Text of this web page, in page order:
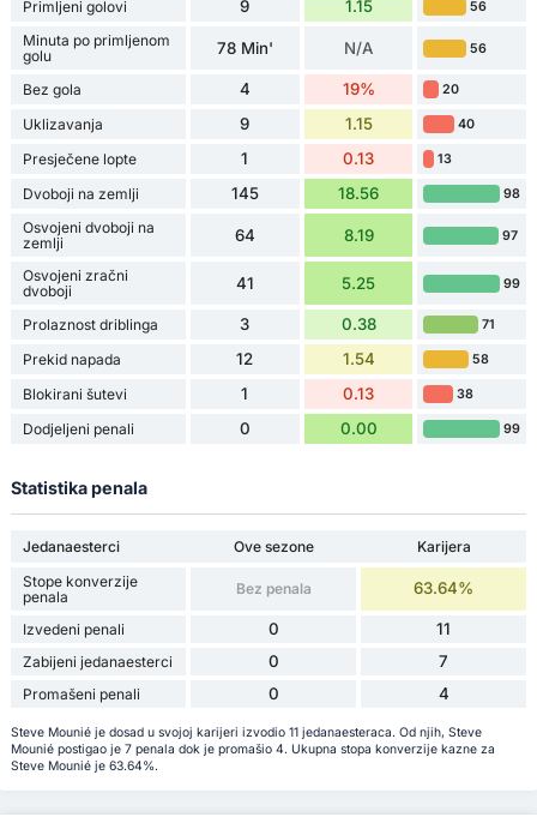
Primljeni golovi
9 1.15 56
Minuta po primljenom
golu
78 Min' N/A 56
Bez gola 4 19% 20
Uklizavanja 9 1.15 40
Presječene lopte 1 0.13 13
Dvoboji na zemlji 145 18.56 98
Osvojeni dvoboji na
zemlji
64 8.19 97
Osvojeni zračni
dvoboji
41 5.25 99
Prolaznost driblinga 3 0.38 71
Prekid napada 12 1.54 58
Blokirani šutevi 1 0.13 38
Dodjeljeni penali 0 0.00 99
Statistika penala
Jedanaesterci Ove sezone
Karijera
Stope konverzije
penala
Bez penala 63.64%
Izvedeni penali 0 11
Zabijeni jedanaesterci 0 7
Promašeni penali 0 4
Steve Mounié je dosad u svojoj karijeri izvodio 11 jedanaesteraca. Od njih, Steve
Mounié postigao je 7 penala dok je promašio 4. Ukupna stopa konverzije kazne za
Steve Mounié je 63.64%.